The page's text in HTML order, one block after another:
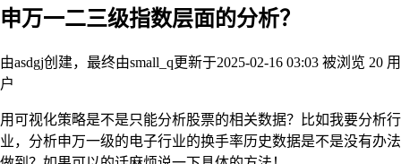
申万一二三级指数层面的分析？
由asdgj创建，最终由small_q更新于2025-02-16 03:03 被浏览 20 用
户
用可视化策略是不是只能分析股票的相关数据？比如我要分析行
业，分析申万一级的电子行业的换手率历史数据是不是没有办法